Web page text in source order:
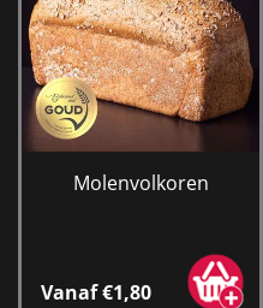
Molenvolkoren
Vanaf €1,80